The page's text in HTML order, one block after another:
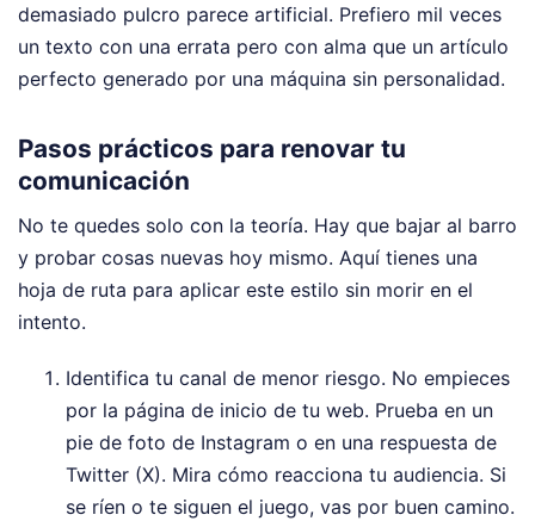
demasiado pulcro parece artificial. Prefiero mil veces
un texto con una errata pero con alma que un artículo
perfecto generado por una máquina sin personalidad.
Pasos prácticos para renovar tu
comunicación
No te quedes solo con la teoría. Hay que bajar al barro
y probar cosas nuevas hoy mismo. Aquí tienes una
hoja de ruta para aplicar este estilo sin morir en el
intento.
Identifica tu canal de menor riesgo. No empieces
por la página de inicio de tu web. Prueba en un
pie de foto de Instagram o en una respuesta de
Twitter (X). Mira cómo reacciona tu audiencia. Si
se ríen o te siguen el juego, vas por buen camino.